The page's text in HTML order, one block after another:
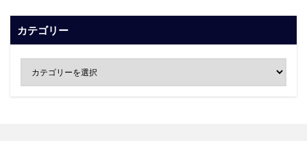
カテゴリー